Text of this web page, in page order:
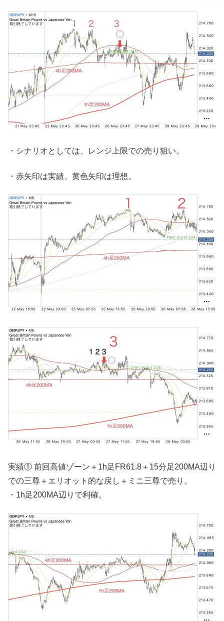
・シナリオとしては、レンジ上限での売り狙い。
・赤矢印は実績、黄色矢印は理想。
実績① 前回高値ゾーン＋1h足FR61.8＋15分足200MA辺り
での三尊＋エリオット的な戻し＋ミニ三尊で売り。
・1h足200MA辺りで利確。